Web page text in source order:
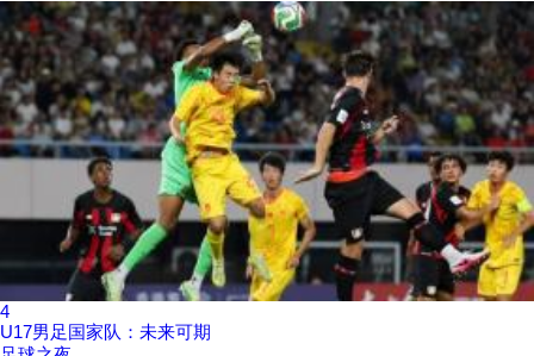
4
U17男足国家队：未来可期